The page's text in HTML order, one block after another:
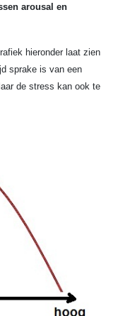
arousal en
hieronder laat zien
sprake is van een
de stress kan ook te